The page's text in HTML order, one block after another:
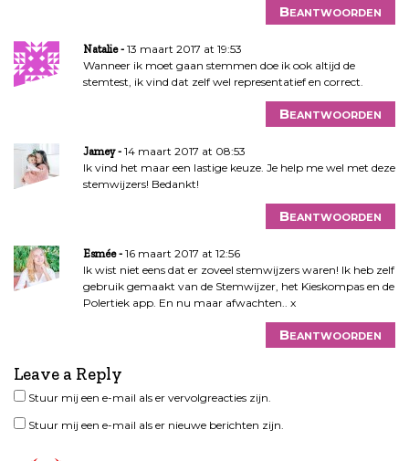
Beantwoorden
Natalie
13 maart 2017 at 19:53
Wanneer ik moet gaan stemmen doe ik ook altijd de
stemtest, ik vind dat zelf wel representatief en correct.
Beantwoorden
Jamey
14 maart 2017 at 08:53
Ik vind het maar een lastige keuze. Je help me wel met deze
stemwijzers! Bedankt!
Beantwoorden
Esmée
16 maart 2017 at 12:56
Ik wist niet eens dat er zoveel stemwijzers waren! Ik heb zelf
gebruik gemaakt van de Stemwijzer, het Kieskompas en de
Polertiek app. En nu maar afwachten.. x
Beantwoorden
Leave a Reply
Stuur mij een e-mail als er vervolgreacties zijn.
Stuur mij een e-mail als er nieuwe berichten zijn.